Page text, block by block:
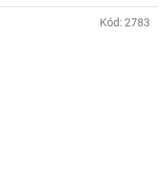
Kód:2783